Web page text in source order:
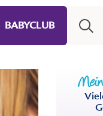
BABYCLUB